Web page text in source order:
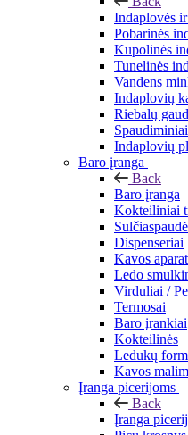
Indaplovės
Pobarinės
Kupolinės
Tunelinės
Vandens
Indaplovių
Riebalų
Indaplovių
Baro įranga
Back
Baro įranga
Kokteiliniai
Dispenseriai
Kavos
Ledo
Virduliai /
Termosai
Baro įrankiai
Kokteilinės
Ledukų
Kavos
Įranga picerijoms
Back
Įranga